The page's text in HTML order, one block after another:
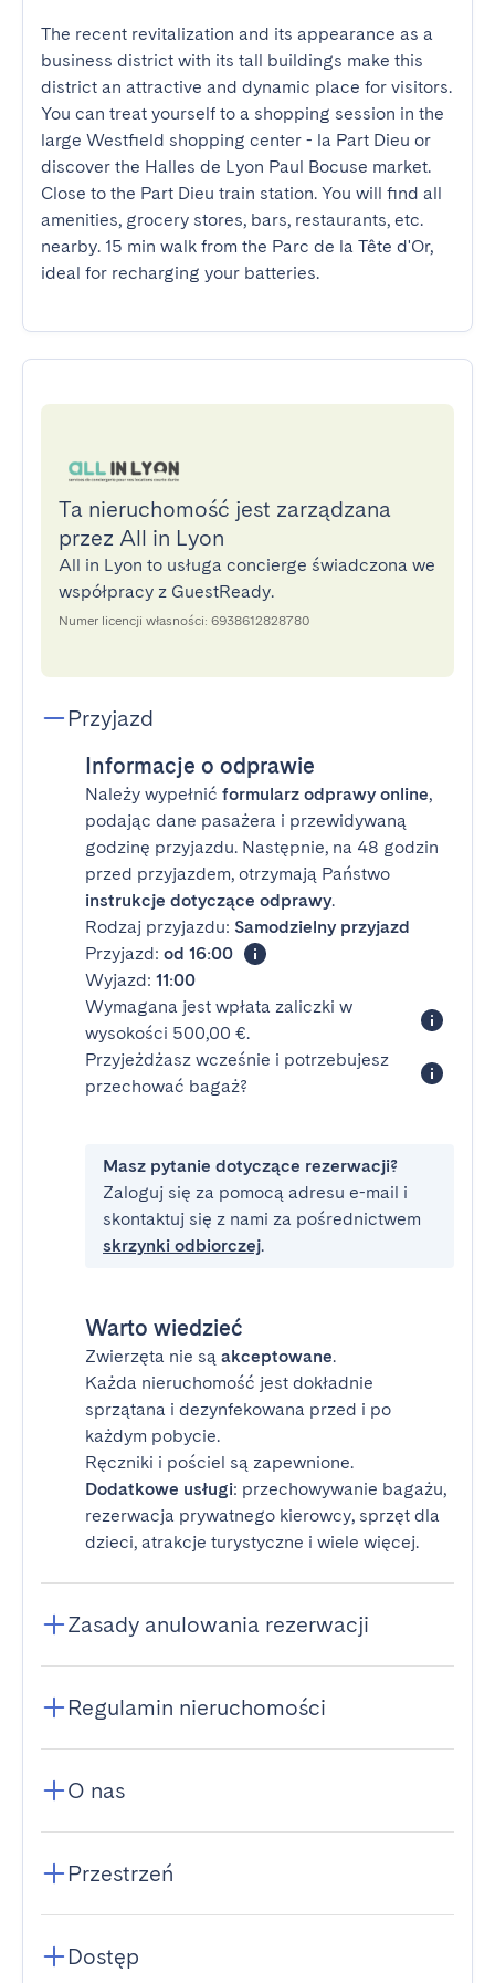
The recent revitalization and its appearance as a
business district with its tall buildings make this
district an attractive and dynamic place for visitors.
You can treat yourself to a shopping session in the
large Westfield shopping center - la Part Dieu or
discover the Halles de Lyon Paul Bocuse market.
Close to the Part Dieu train station. You will find all
amenities, grocery stores, bars, restaurants, etc.
nearby. 15 min walk from the Parc de la Tête d'Or,
ideal for recharging your batteries.
Ta nieruchomość jest zarządzana
przez All in Lyon
All in Lyon to usługa concierge świadczona we
współpracy z GuestReady.
Numer licencji własności: 6938612828780
Przyjazd
Informacje o odprawie
Należy wypełnić formularz odprawy online,
podając dane pasażera i przewidywaną
godzinę przyjazdu. Następnie, na 48 godzin
przed przyjazdem, otrzymają Państwo
instrukcje dotyczące odprawy.
Rodzaj przyjazdu: Samodzielny przyjazd
Przyjazd: od 16:00
Wyjazd: 11:00
Wymagana jest wpłata zaliczki w
wysokości 500,00 €.
Przyjeżdżasz wcześnie i potrzebujesz
przechować bagaż?
Masz pytanie dotyczące rezerwacji?
Zaloguj się za pomocą adresu e-mail i
skontaktuj się z nami za pośrednictwem
skrzynki odbiorczej.
Warto wiedzieć
Zwierzęta nie są akceptowane.
Każda nieruchomość jest dokładnie
sprzątana i dezynfekowana przed i po
każdym pobycie.
Ręczniki i pościel są zapewnione.
Dodatkowe usługi: przechowywanie bagażu,
rezerwacja prywatnego kierowcy, sprzęt dla
dzieci, atrakcje turystyczne i wiele więcej.
Zasady anulowania rezerwacji
Regulamin nieruchomości
O nas
Przestrzeń
Dostęp